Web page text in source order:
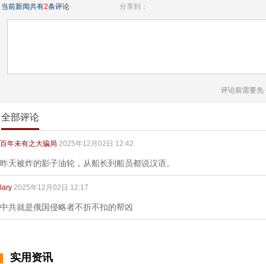
当前新闻共有2条评论 分享到：
评论前需要先
全部评论
百年未有之大骗局 2025年12月02日 12:42
昨天被炸的影子油轮，从船长到船员都说汉语。
lary 2025年12月02日 12:17
中共就是俄国侵略者不折不扣的帮凶
实用资讯